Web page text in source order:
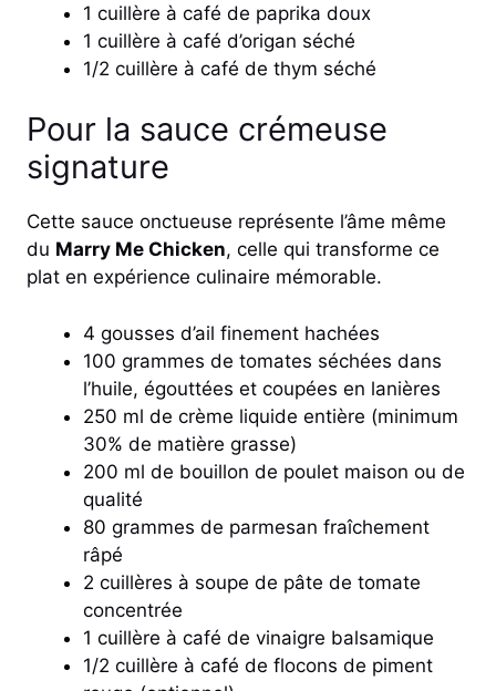
1 cuillère à café de paprika doux
1 cuillère à café d’origan séché
1/2 cuillère à café de thym séché
Pour la sauce crémeuse
signature
Cette sauce onctueuse représente l’âme même
du Marry Me Chicken, celle qui transforme ce
plat en expérience culinaire mémorable.
4 gousses d’ail finement hachées
100 grammes de tomates séchées dans
l’huile, égouttées et coupées en lanières
250 ml de crème liquide entière (minimum
30% de matière grasse)
200 ml de bouillon de poulet maison ou de
qualité
80 grammes de parmesan fraîchement
râpé
2 cuillères à soupe de pâte de tomate
concentrée
1 cuillère à café de vinaigre balsamique
1/2 cuillère à café de flocons de piment